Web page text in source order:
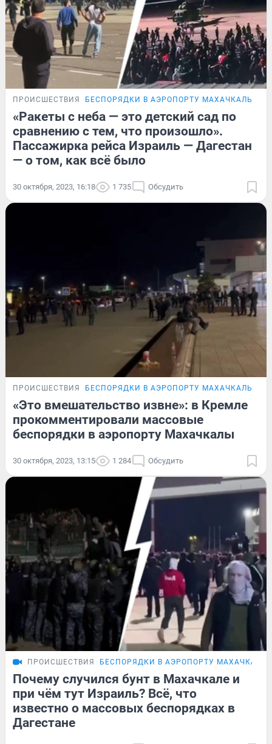
ПРОИСШЕСТВИЯ БЕСПОРЯДКИ В АЭРОПОРТУ МАХАЧКАЛЫ
«Ракеты с неба — это детский сад по
сравнению с тем, что произошло».
Пассажирка рейса Израиль — Дагестан
— о том, как всё было
30 октября, 2023, 16:18 1 735 Обсудить
ПРОИСШЕСТВИЯ БЕСПОРЯДКИ В АЭРОПОРТУ МАХАЧКАЛЫ
«Это вмешательство извне»: в Кремле
прокомментировали массовые
беспорядки в аэропорту Махачкалы
30 октября, 2023, 13:15 1 284 Обсудить
ПРОИСШЕСТВИЯ БЕСПОРЯДКИ В АЭРОПОРТУ МАХАЧКАЛЫ
Почему случился бунт в Махачкале и
при чём тут Израиль? Всё, что
известно о массовых беспорядках в
Дагестане